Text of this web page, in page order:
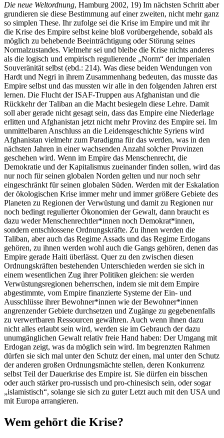
Die neue Weltordnung, Hamburg 2002, 19) Im nächsten Schritt aber
grundieren sie diese Bestimmung auf einer zweiten, nicht mehr ganz
so simplen These. Ihr zufolge sei die Krise im Empire und mit ihr
die Krise des Empire selbst keine bloß vorübergehende, sobald als
möglich zu behebende Beeinträchtigung oder Störung seines
Normalzustandes. Vielmehr sei und bleibe die Krise nichts anderes
als die logisch und empirisch regulierende „Norm“ der imperialen
Souveränität selbst (ebd.: 214). Was diese beiden Wendungen von
Hardt und Negri in ihrem Zusammenhang bedeuten, das musste das
Empire selbst und das mussten wir alle in den folgenden Jahren erst
lernen. Die Flucht der ISAF-Truppen aus Afghanistan und die
Rückkehr der Taliban an die Macht besiegeln diese Lehre. Damit
soll aber gerade nicht gesagt sein, dass das Empire eine Niederlage
erlitten und Afghanistan jetzt nicht mehr Provinz des Empire sei. Im
unmittelbaren Anschluss an die Leidensgeschichte Syriens wird
Afghanistan vielmehr zum Paradigma für das werden, was in den
nächsten Jahren in einer wachsenden Anzahl solcher Provinzen
geschehen wird. Wenn im Empire das Menschenrecht, die
Demokratie und der Kapitalismus zueinander finden sollen, wird das
nur noch für seinen globalen Norden gelten und nur noch sehr
eingeschränkt für seinen globalen Süden. Werden mit der Eskalation
der ökologischen Krise immer mehr und immer größere Gebiete des
Planeten zu Regionen der Verwüstung und damit zu Regionen nur
noch bedingt regulierter Ökonomien der Gewalt, dann braucht es
dazu weder Menschenrechtler*innen noch Demokrat*innen,
sondern entschlossene Ordnungskräfte. Zu ihnen werden die
Taliban, aber auch das Regime Assads und das Regime Erdogans
gehören, zu ihnen werden wohl auch die Gangs gehören, denen das
Empire gerade Haiti überlässt. Quer zu den zwischen diesen
Ordnungskräften bestehenden Unterschieden werden sie sich in
einem wesentlichen Zug ihrer Politiken gleichen: sie werden
Verwüstungsregionen beherrschen, indem sie mit dem Empire
abgestimmte, vom Empire finanzierte Systeme der Ein- und
Ausschlüsse ihrer Bewohner*innen wie der Bewohner*innen
angrenzender Gebiete durchsetzen und Zugänge zu gegebenenfalls
zu verwertbaren Ressourcen gewähren. Auch wenn ihnen dazu
nicht alles erlaubt sein wird, werden sie im Gebrauch der dazu
unumgänglichen Gewalt relativ freie Hand haben: Der Umgang mit
Erdogan zeigt, was da möglich sein wird. Im begrenzten Rahmen
dürfen sie sich mal unter den Schutz der einen, mal unter den Schutz
der anderen großen Ordnungsmächte stellen, deren Konkurrenz
selbst Teil der Dauerkrise des Empire ist. Sie dürfen ein bisschen
oder auch stärker pro-russisch und pro-chinesisch sein, oder sogar
„islamistisch“, solange sie sich zu guter Letzt auch mit den USA und
mit Europa arrangieren.
Wem gehört die Krise?